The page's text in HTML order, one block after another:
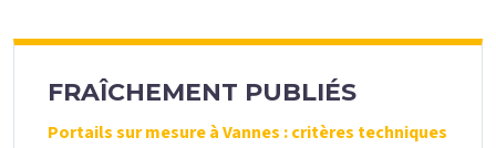
FRAÎCHEMENT PUBLIÉS
Portails sur mesure à Vannes : critères techniques